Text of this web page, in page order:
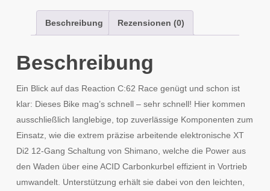
Beschreibung Rezensionen (0)
Beschreibung
Ein Blick auf das Reaction C:62 Race genügt und schon ist
klar: Dieses Bike mag’s schnell – sehr schnell! Hier kommen
ausschließlich langlebige, top zuverlässige Komponenten zum
Einsatz, wie die extrem präzise arbeitende elektronische XT
Di2 12-Gang Schaltung von Shimano, welche die Power aus
den Waden über eine ACID Carbonkurbel effizient in Vortrieb
umwandelt. Unterstützung erhält sie dabei von den leichten,